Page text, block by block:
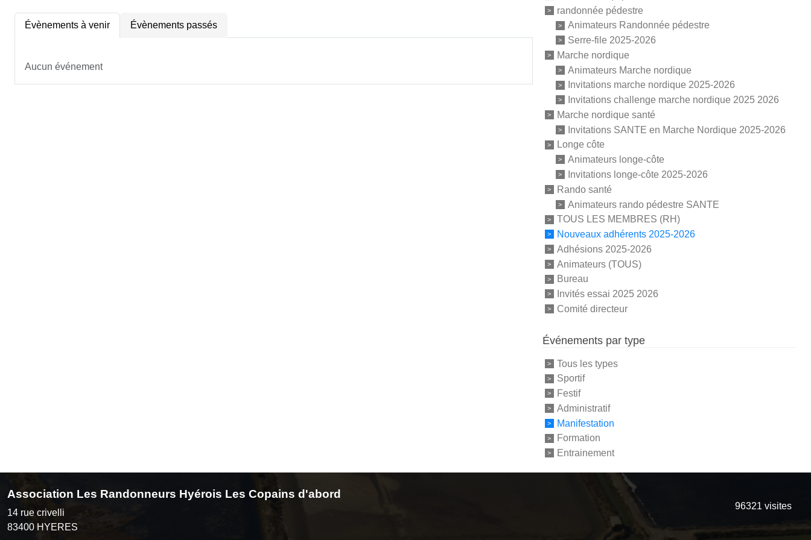
Évènements à venir Évènements passés
Aucun événement
randonnée pédestre
Animateurs Randonnée pédestre
Serre-file 2025-2026
Marche nordique
Animateurs Marche nordique
Invitations marche nordique 2025-2026
Invitations challenge marche nordique 2025 2026
Marche nordique santé
Invitations SANTE en Marche Nordique 2025-2026
Longe côte
Animateurs longe-côte
Invitations longe-côte 2025-2026
Rando santé
Animateurs rando pédestre SANTE
TOUS LES MEMBRES (RH)
Nouveaux adhérents 2025-2026
Adhésions 2025-2026
Animateurs (TOUS)
Bureau
Invités essai 2025 2026
Comité directeur
Événements par type
Tous les types
Sportif
Festif
Administratif
Manifestation
Formation
Entrainement
Association Les Randonneurs Hyérois Les Copains d'abord
14 rue crivelli
83400 HYERES
96321 visites